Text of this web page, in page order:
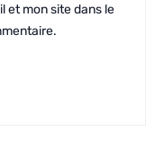
et mon site dans le